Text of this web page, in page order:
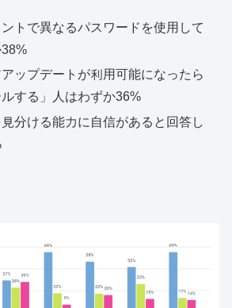
トで異なるパスワードを使用して
アップデートが利用可能になったら
する」人はわずか36%
分ける能力に自信があると回答し